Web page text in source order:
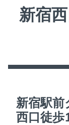
新宿
新宿駅
西口徒歩